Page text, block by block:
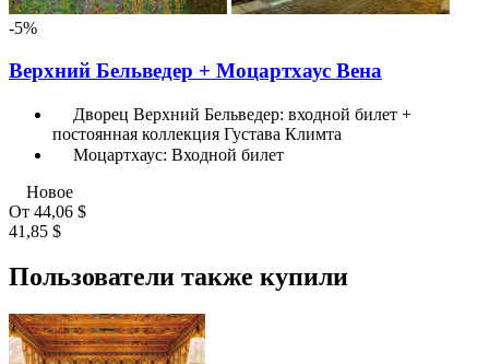
-5%
Верхний Бельведер + Моцартхаус Вена
Дворец Верхний Бельведер: входной билет +
постоянная коллекция Густава Климта
Моцартхаус: Входной билет
Новое
От 44,06 $
41,85 $
Пользователи также купили